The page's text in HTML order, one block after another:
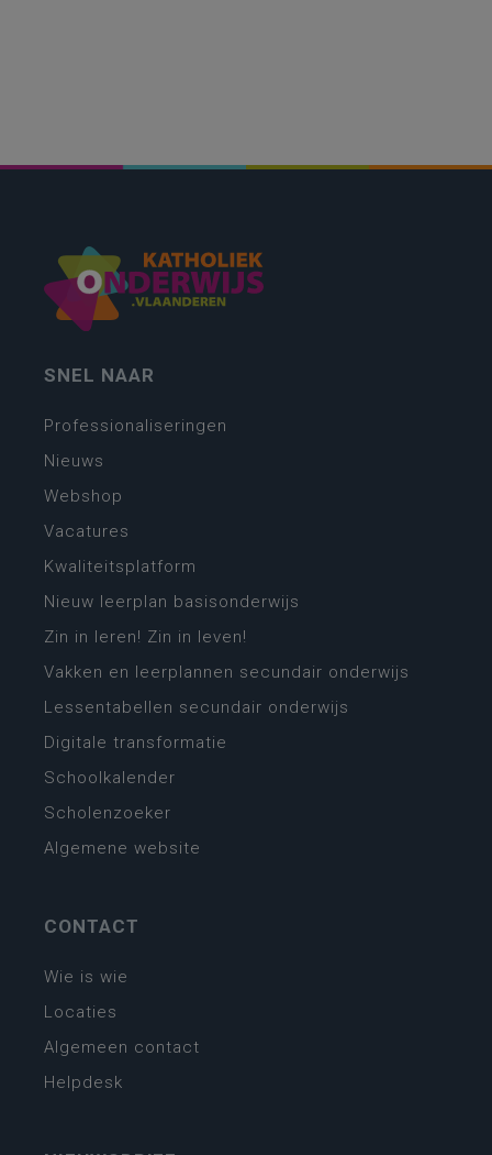
SNEL NAAR
Professionaliseringen
Nieuws
Webshop
Vacatures
Kwaliteitsplatform
Nieuw leerplan basisonderwijs
Zin in leren! Zin in leven!
Vakken en leerplannen secundair onderwijs
Lessentabellen secundair onderwijs
Digitale transformatie
Schoolkalender
Scholenzoeker
Algemene website
CONTACT
Wie is wie
Locaties
Algemeen contact
Helpdesk